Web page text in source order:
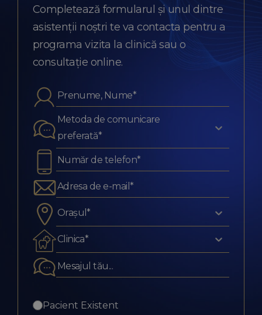
Completează formularul și unul dintre
asistenții noștri te va contacta pentru a
programa vizita la clinică sau o
consultație online.
Metoda de comunicare
preferată*
Orașul*
Clinica*
Pacient Existent